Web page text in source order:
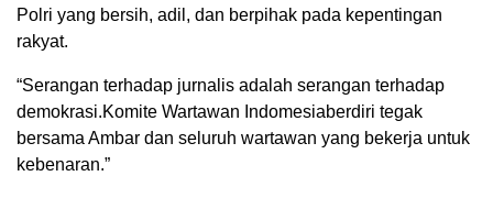
Polri yang bersih, adil, dan berpihak pada kepentingan
rakyat.
“Serangan terhadap jurnalis adalah serangan terhadap
demokrasi.Komite Wartawan Indomesiaberdiri tegak
bersama Ambar dan seluruh wartawan yang bekerja untuk
kebenaran.”